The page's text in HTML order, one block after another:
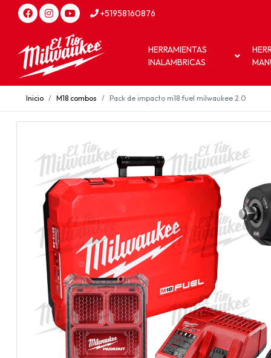
+51958160876
HERRAMIENTAS
INALAMBRICAS
Inicio M18 combos Pack de impacto m18 fuel milwaukee 2.0